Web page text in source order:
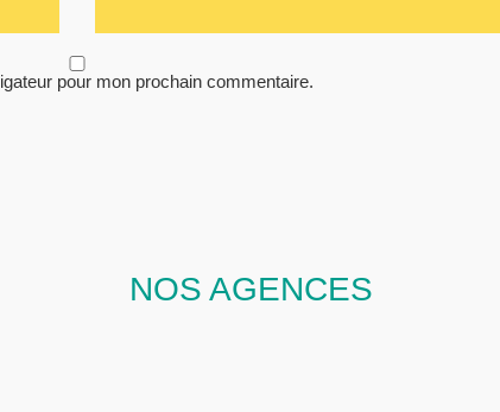
pour mon prochain commentaire.
NOS AGENCES